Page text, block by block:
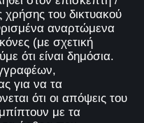
του δικτυακού
αναρτώμενα
(με σχετική
ότι είναι δημόσια.
για να τα
ότι οι απόψεις του
με τα